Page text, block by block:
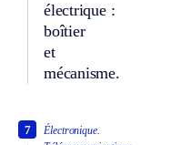
électrique :
boîtier
et
mécanisme.
Électronique.
7